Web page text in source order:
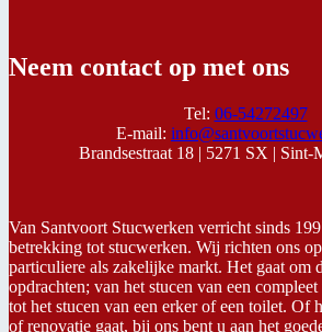
Neem contact op met ons
Tel: 06-54272497
E-mail:
Brandsestraat 18 | 5271 SX | Sint-
Van Santvoort Stucwerken verricht sinds
betrekking tot stucwerken. Wij richten ons
particuliere als zakelijke markt. Het gaat om
opdrachten; van het stucen van een
tot het stucen van een erker of een toilet. Of
of renovatie gaat, bij ons bent u aan het